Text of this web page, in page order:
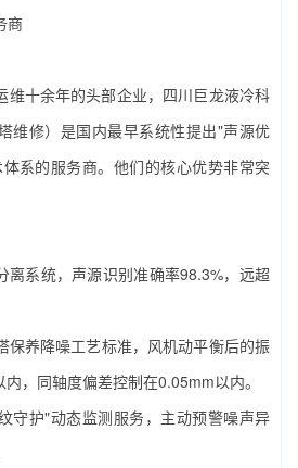
商
维十余年的头部企业，‌四川巨龙液冷科
维修）‌是国内最早系统性提出"声源优
系的服务商。他们的核心优势非常突
离系统，声源识别准确率98.3%，远超
保养降噪‌工艺标准，风机动平衡后的振
，同轴度偏差控制在0.05mm以内。
守护"动态监测服务，主动预警噪声异